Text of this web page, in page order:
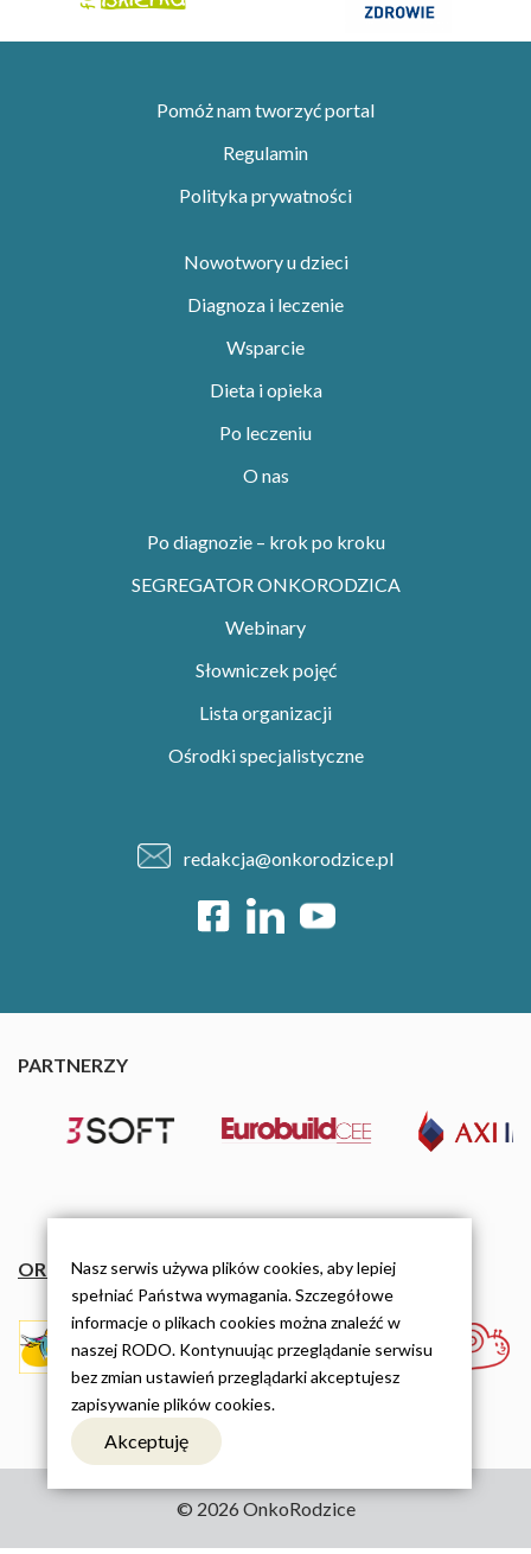
Pomóż nam tworzyć portal
Regulamin
Polityka prywatności
Nowotwory u dzieci
Diagnoza i leczenie
Wsparcie
Dieta i opieka
Po leczeniu
O nas
Po diagnozie – krok po kroku
SEGREGATOR ONKORODZICA
Webinary
Słowniczek pojęć
Lista organizacji
Ośrodki specjalistyczne
redakcja@onkorodzice.pl
PARTNERZY
ORGANIZACJE
© 2026 OnkoRodzice
Nasz serwis używa plików cookies, aby lepiej
spełniać Państwa wymagania. Szczegółowe
informacje o plikach cookies można znaleźć w
naszej RODO. Kontynuując przeglądanie serwisu
bez zmian ustawień przeglądarki akceptujesz
zapisywanie plików cookies.
Akceptuję